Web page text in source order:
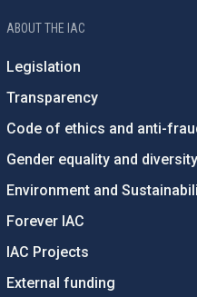
ABOUT THE IAC
Legislation
Transparency
Code of ethics and anti-
Gender equality and diversity
Environment and
Forever IAC
IAC Projects
External funding